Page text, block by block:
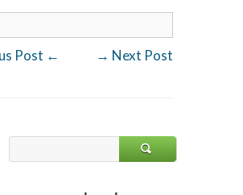
← Next Post
→